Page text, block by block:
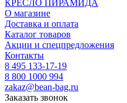
КРЕСЛО ПИРАМИДА
О магазине
Доставка и оплата
Каталог товаров
Акции и спецпредложения
Контакты
8 495 133-17-19
8 800 1000 994
zakaz@bean-bag.ru
Заказать звонок